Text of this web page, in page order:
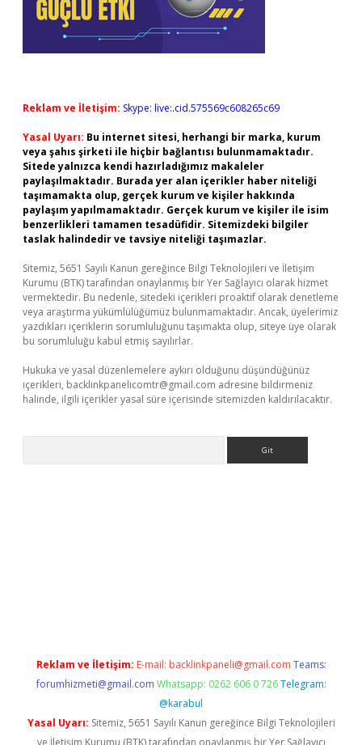
Reklam ve İletişim: Skype: live:.cid.575569c608265c69
Yasal Uyarı: Bu internet sitesi, herhangi bir marka, kurum
veya şahıs şirketi ile hiçbir bağlantısı bulunmamaktadır.
Sitede yalnızca kendi hazırladığımız makaleler
paylaşılmaktadır. Burada yer alan içerikler haber niteliği
taşımamakta olup, gerçek kurum ve kişiler hakkında
paylaşım yapılmamaktadır. Gerçek kurum ve kişiler ile isim
benzerlikleri tamamen tesadüfidir. Sitemizdeki bilgiler
taslak halindedir ve tavsiye niteliği taşımazlar.
Sitemiz, 5651 Sayılı Kanun gereğince Bilgi Teknolojileri ve İletişim
Kurumu (BTK) tarafından onaylanmış bir Yer Sağlayıcı olarak hizmet
vermektedir. Bu nedenle, sitedeki içerikleri proaktif olarak denetleme
veya araştırma yükümlülüğümüz bulunmamaktadır. Ancak, üyelerimiz
yazdıkları içeriklerin sorumluluğunu taşımakta olup, siteye üye olarak
bu sorumluluğu kabul etmiş sayılırlar.
Hukuka ve yasal düzenlemelere aykırı olduğunu düşündüğünüz
içerikleri, backlinkpanelicomtr@gmail.com adresine bildirmeniz
halinde, ilgili içerikler yasal süre içerisinde sitemizden kaldırılacaktır.
Reklam ve İletişim: E-mail: backlinkpaneli@gmail.com Teams:
forumhizmeti@gmail.com Whatsapp: 0262 606 0 726 Telegram:
@karabul
Yasal Uyarı: Sitemiz, 5651 Sayılı Kanun gereğince Bilgi Teknolojileri
ve İletişim Kurumu (BTK) tarafından onaylanmış bir Yer Sağlayıcı